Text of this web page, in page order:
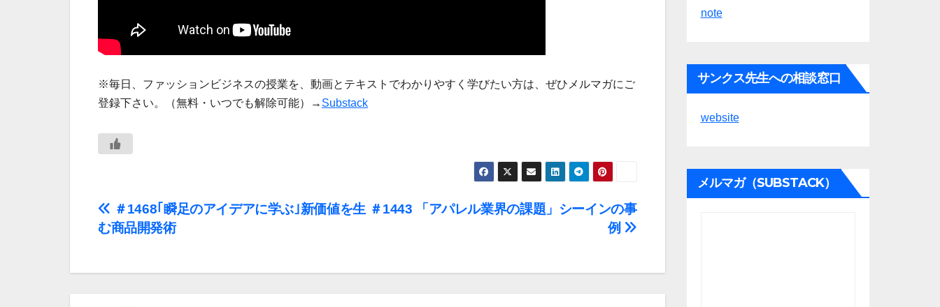
※毎日、ファッションビジネスの授業を、動画とテキストでわかりやすく学びたい方は、ぜひメルマガにご
登録下さい。（無料・いつでも解除可能）→ Substack
投
稿
ナ
＃1443 「アパレル業界の課題」シーインの事
例
＃1468｢瞬足のアイデアに学ぶ｣新価値を生
む商品開発術
note
サンクス先生への相談窓口
website
メルマガ（SUBSTACK）